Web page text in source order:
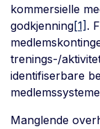
kommersielle
godkjenning[1] .
trenings-/
identifiserbare
Manglende